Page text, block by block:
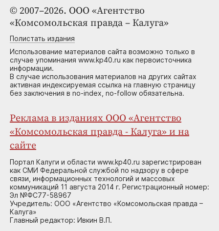
© 2007–2026. ООО «Агентство
«Комсомольская правда – Калуга»
Полистать издания
Использование материалов сайта возможно только в
случае упоминания www.kp40.ru как первоисточника
информации.
В случае использования материалов на других сайтах
активная индексируемая ссылка на главную страницу
без заключения в no-index, no-follow обязательна.
Реклама в изданиях ООО «Агентство
«Комсомольская правда - Калуга» и на
сайте
Портал Калуги и области www.kp40.ru зарегистрирован
как СМИ Федеральной службой по надзору в сфере
связи, информационных технологий и массовых
коммуникаций 11 августа 2014 г. Регистрационный номер:
Эл №ФС77-58967
Учредитель: ООО «Агентство «Комсомольская правда –
Калуга»
Главный редактор: Ивкин В.П.